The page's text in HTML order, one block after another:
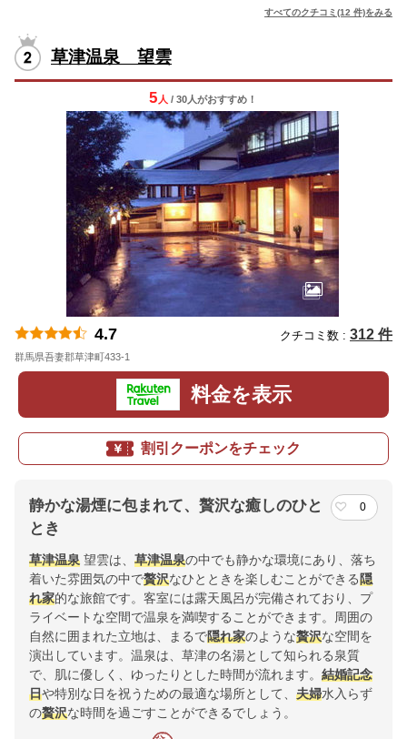
すべてのクチコミ(12 件)をみる
草津温泉 望雲
5 人 / 30人がおすすめ！
4.7 クチコミ数 : 312 件
群馬県吾妻郡草津町433-1
料金を表示
割引クーポンをチェック
静かな湯煙に包まれて、贅沢な癒しのひと
とき
0
草津温泉 望雲は、 草津温泉の中でも静かな環境にあり、落ち
着いた雰囲気の中で贅沢なひとときを楽しむことができる隠
れ家的な旅館です。客室には露天風呂が完備されており、プ
ライベートな空間で温泉を満喫することができます。周囲の
自然に囲まれた立地は、まるで隠れ家のような贅沢な空間を
演出しています。温泉は、草津の名湯として知られる泉質
で、肌に優しく、ゆったりとした時間が流れます。 結婚記念
日や特別な日を祝うための最適な場所として、 夫婦水入らず
の贅沢な時間を過ごすことができるでしょう。